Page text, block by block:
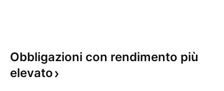
Obbligazioni con rendimento più
elevato